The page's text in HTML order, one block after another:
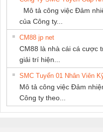
Mô tả công việc Đảm
của Công ty...
CM88 jp net
CM88 là nhà cái cá cược
giải trí hiện...
SMC Tuyển 01 Nhân Viên
Mô tả công việc Đảm
Công ty theo...